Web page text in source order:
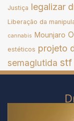
Justiça legalizar
Liberação da
cannabis Mounjaro
estéticos projeto
semaglutida stf